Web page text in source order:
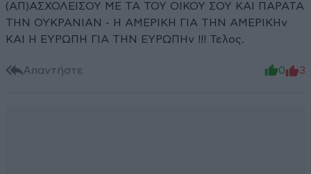
(ΑΠ)ΑΣΧΟΛΕΙΣΟΥ ΜΕ ΤΑ ΤΟΥ ΟΙΚΟΥ ΣΟΥ ΚΑΙ ΠΑΡΑΤΑ
ΤΗΝ ΟΥΚΡΑΝΙΑΝ - Η ΑΜΕΡΙΚΗ ΓΙΑ ΤΗΝ ΑΜΕΡΙΚΗν
ΚΑΙ Η ΕΥΡΩΠΗ ΓΙΑ ΤΗΝ ΕΥΡΩΠΗν !!! Τελος.
Απαντήστε 0 3